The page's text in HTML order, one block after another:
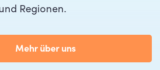
Regionen.
Mehr über uns